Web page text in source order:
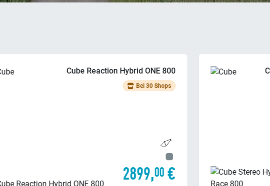
Cube Stereo Hybrid ONE44 HPC Race
800
3915, €